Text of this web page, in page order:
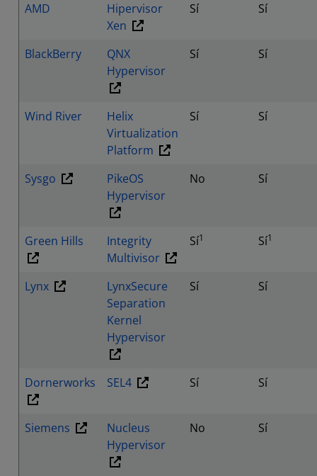
AMD
Hipervisor
Xen
Sí Sí
BlackBerry
QNX
Hypervisor
Sí Sí
Wind River
Helix
Virtualization
Platform
Sí Sí
Sysgo
PikeOS
Hypervisor
No Sí
Green Hills
Integrity
Multivisor
Sí1 Sí1
Lynx
LynxSecure
Separation
Kernel
Hypervisor
Sí Sí
Dornerworks SEL4 Sí Sí
Siemens
Nucleus
Hypervisor
No Sí